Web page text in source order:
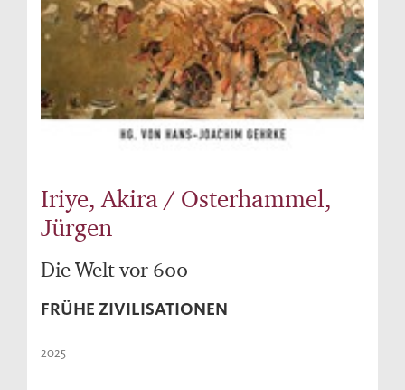
Iriye, Akira / Osterhammel,
Jürgen
Die Welt vor 600
FRÜHE ZIVILISATIONEN
2025